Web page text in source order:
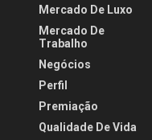
Mercado De Luxo
Mercado De
Trabalho
Negócios
Perfil
Premiação
Qualidade De Vida